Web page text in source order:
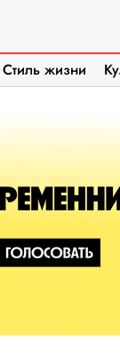
Стиль жизни